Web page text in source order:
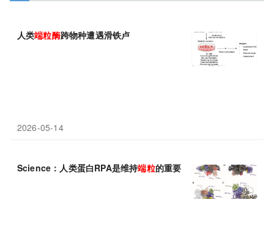
人类端粒酶跨物种遭遇滑铁卢
2026-05-14
Science：人类蛋白RPA是维持端粒的重要 端粒酶加工因子